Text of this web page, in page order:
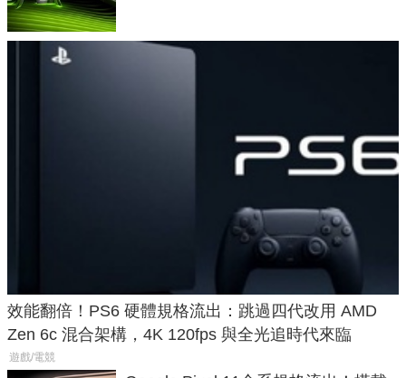
效能翻倍！PS6 硬體規格流出：跳過四代改用 AMD
Zen 6c 混合架構，4K 120fps 與全光追時代來臨
遊戲/電競